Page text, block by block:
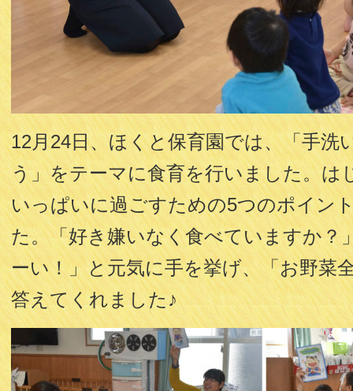
12月24日、ほくと保育園では、「手洗
う」をテーマに食育を行いました。は
いっぱいに過ごすための5つのポイン
た。「好き嫌いなく食べていますか？
ーい！」と元気に手を挙げ、「お野菜
答えてくれました♪